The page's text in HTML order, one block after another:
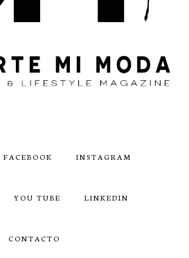
FACEBOOK INSTAGRAM
YOU TUBE LINKEDIN
CONTACTO